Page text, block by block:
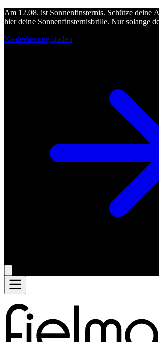
Am 12.08. ist Sonnenfinsternis. Schütze deine
hier deine Sonnenfinsternisbrille. Nur solange
Niederlassung finden